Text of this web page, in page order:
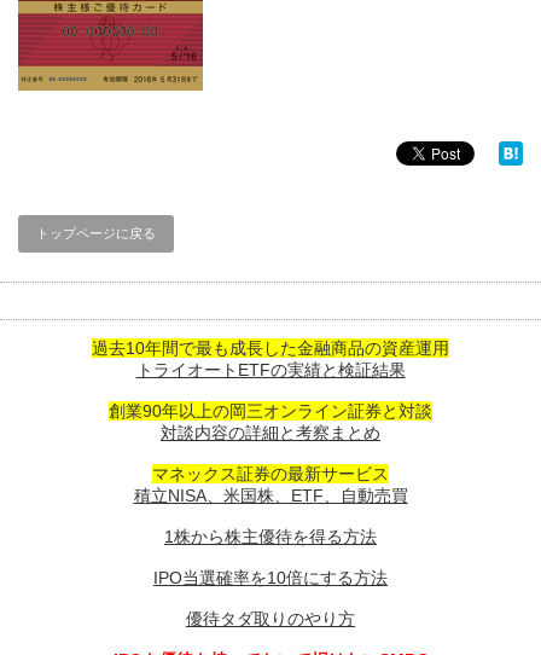
トップページに戻る
過去10年間で最も成長した金融商品の資産運用
トライオートETFの実績と検証結果
創業90年以上の岡三オンライン証券と対談
対談内容の詳細と考察まとめ
マネックス証券の最新サービス
積立NISA、米国株、ETF、自動売買
1株から株主優待を得る方法
IPO当選確率を10倍にする方法
優待タダ取りのやり方